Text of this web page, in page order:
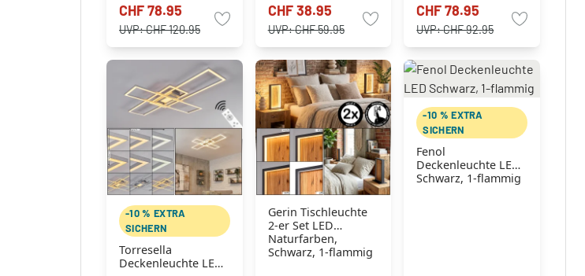
1-flammig
CHF 78.95
UVP:CHF 120.95
flammig
CHF 38.95
UVP:CHF 59.95
CHF 78.95
UVP:CHF 92.95
-10 % EXTRA
SICHERN
Torresella
Deckenleuchte LED
Gerin Tischleuchte
2-er Set LED
Naturfarben,
Schwarz, 1-flammig
-10 % EXTRA
SICHERN
Fenol
Deckenleuchte LED
Schwarz, 1-flammig